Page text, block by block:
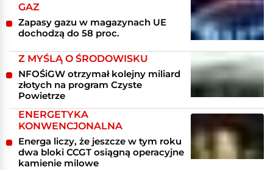
GAZ
Zapasy gazu w magazynach UE
dochodzą do 58 proc.
Z MYŚLĄ O ŚRODOWISKU
NFOŚiGW otrzymał kolejny miliard
złotych na program Czyste
Powietrze
ENERGETYKA
KONWENCJONALNA
Energa liczy, że jeszcze w tym roku
dwa bloki CCGT osiągną operacyjne
kamienie milowe